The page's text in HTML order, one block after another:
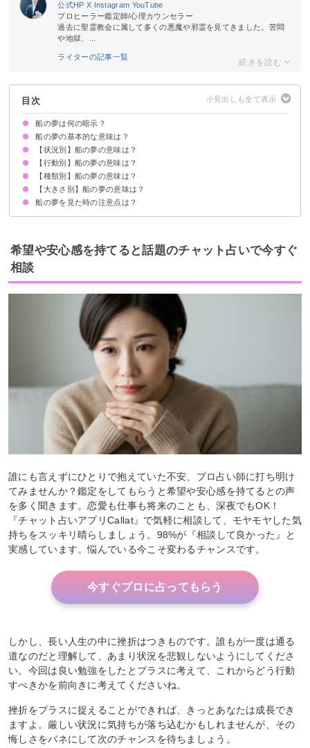
公式HP X Instagram YouTube
プロヒーラー鑑定師/心理カウンセラー
過去に聖霊教会に属して多くの悪魔や邪霊を見てきました。苦悶
や地獄、...
ライターの記事一覧
目次
船の夢は何の暗示？
船の夢の基本的な意味は？
あなたの人生そのものを暗示
状況によって意味が決まる
【状況別】船の夢の意味は？
船が沈む夢【警告夢】
船が沈んで助かる夢【吉夢】
船が転覆する夢【警告夢】
船が近づいてくる夢【吉夢】
船が荒波に飲まれる夢【警告夢】
船が浸水する夢【警告夢】
船が揺れる夢【警告夢】
船が港に停泊する夢【吉夢】
たくさんの船の夢【吉夢】
船が火事になる夢【吉夢】
船が猛スピードで進む夢【吉夢】
船が嵐に遭う夢【警告夢】
船が津波に巻き込まれる夢【警告夢】
船で湖を渡る夢【警告夢】
船で河川を渡る夢【吉夢】
船出の夢【吉夢】
船が目的地に着く夢【吉夢】
【行動別】船の夢の意味は？
船に乗る夢【吉夢】
船に乗らない夢【吉夢】
船が沈没するのを見る夢【凶夢】
船で旅行する夢【吉夢】
船を作る夢【吉夢】
船に乗り遅れる夢【警告夢】
船から降りる夢【吉夢】
船を見る夢【吉夢】
誰かと一緒に船に乗る夢【吉夢】
家族全員が船に乗る夢【警告夢】
1人で船に乗る夢【警告夢】
船上で死ぬ夢【吉夢】
船から港を眺める夢【吉夢】
船を操縦する夢【吉夢】
【種類別】船の夢の意味は？
空飛ぶ船の夢【吉夢】
豪華客船の夢【吉夢】
ボートの夢【吉夢】
漁船の夢【吉夢】
軍艦の夢【吉夢】
老朽化した船の夢【吉夢】
宝船の夢【吉夢】
【大きさ別】船の夢の意味は？
大きな船の夢【吉夢】
小さな船の夢【警告夢】
船の夢を見た時の注意点は？
吉夢なら話さず警告夢や凶夢は人に話す
希望や安心感を持てると話題のチャット占いで今すぐ
相談
誰にも言えずにひとりで抱えていた不安、プロ占い師に打ち明け
てみませんか？鑑定をしてもらうと希望や安心感を持てるとの声
を多く聞きます。恋愛も仕事も将来のことも、深夜でもOK！
『チャット占いアプリCallat』で気軽に相談して、モヤモヤした気
持ちをスッキリ晴らしましょう。98%が『相談して良かった』と
実感しています。悩んでいる今こそ変わるチャンスです。
今すぐプロに占ってもらう
しかし、長い人生の中に挫折はつきものです。誰もが一度は通る
道なのだと理解して、あまり状況を悲観しないようにしてくださ
い。今回は良い勉強をしたとプラスに考えて、これからどう行動
すべきかを前向きに考えてくださいね。
挫折をプラスに捉えることができれば、きっとあなたは成長でき
ますよ。厳しい状況に気持ちが落ち込むかもしれませんが、その
悔しさをバネにして次のチャンスを待ちましょう。